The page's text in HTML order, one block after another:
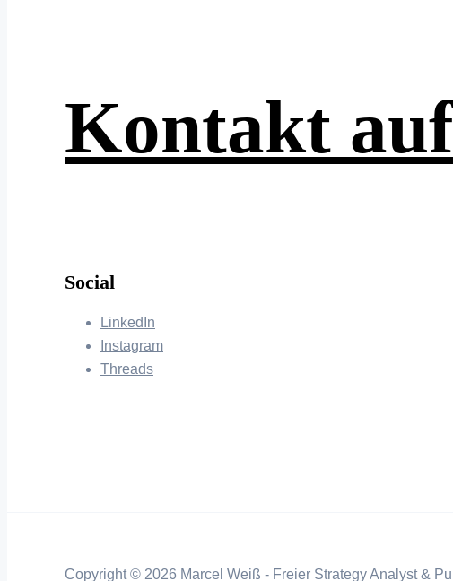
Kontakt
Social
LinkedIn
Instagram
Threads
Copyright © 2026 Marcel Weiß - Freier Strategy Analyst &